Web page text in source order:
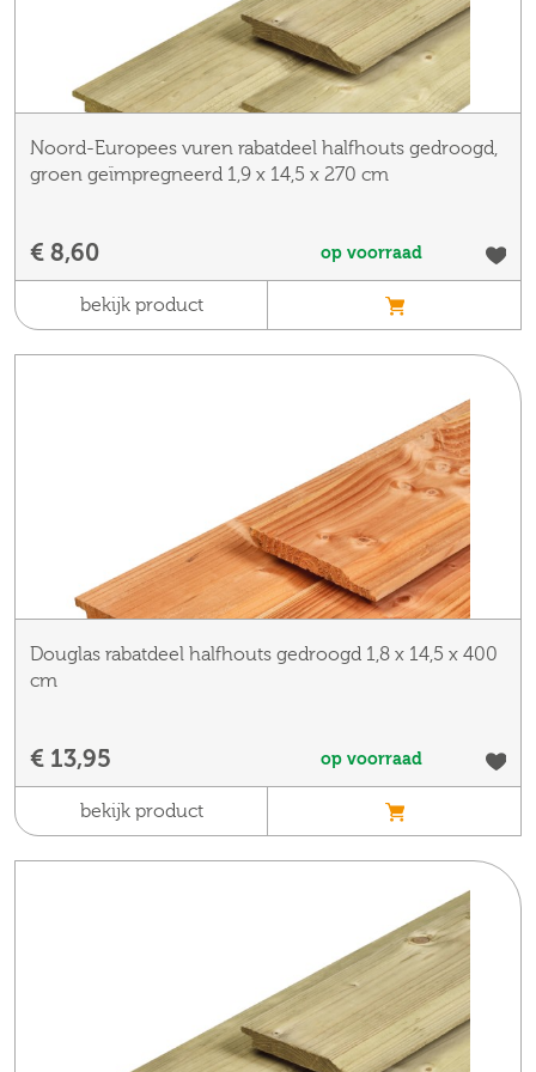
Noord-Europees vuren rabatdeel halfhouts gedroogd,
groen geïmpregneerd 1,9 x 14,5 x 270 cm
€ 8,60 op voorraad
bekijk product
Douglas rabatdeel halfhouts gedroogd 1,8 x 14,5 x 400
cm
€ 13,95 op voorraad
bekijk product